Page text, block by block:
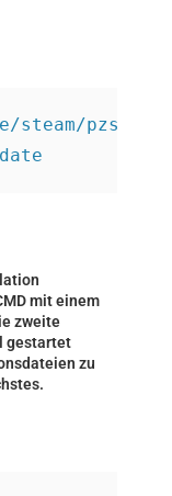
pzs/
mit einem
zweite
gestartet
zu